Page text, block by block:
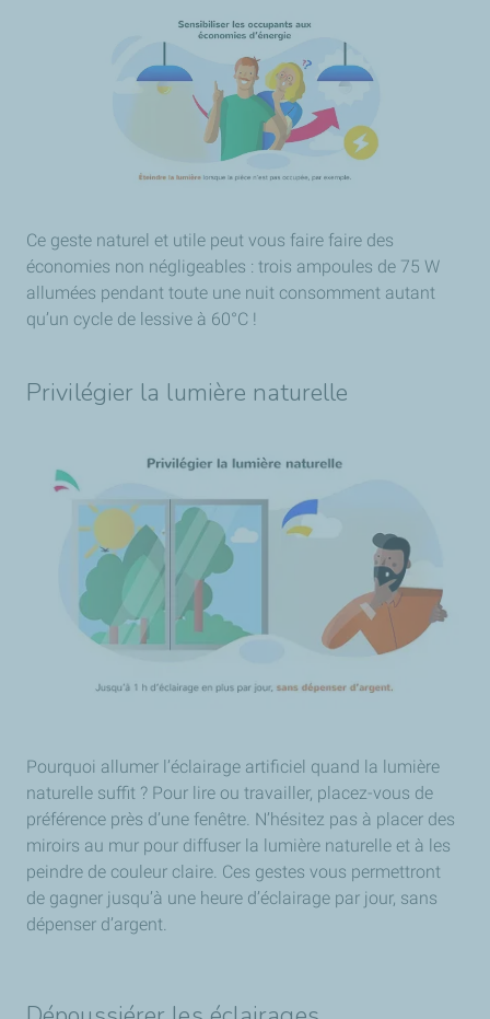
Ce geste naturel et utile peut vous faire faire des
économies non négligeables : trois ampoules de 75 W
allumées pendant toute une nuit consomment autant
qu’un cycle de lessive à 60°C !
Privilégier la lumière naturelle
Pourquoi allumer l’éclairage artificiel quand la lumière
naturelle suffit ? Pour lire ou travailler, placez-vous de
préférence près d’une fenêtre. N’hésitez pas à placer des
miroirs au mur pour diffuser la lumière naturelle et à les
peindre de couleur claire. Ces gestes vous permettront
de gagner jusqu’à une heure d’éclairage par jour, sans
dépenser d’argent.